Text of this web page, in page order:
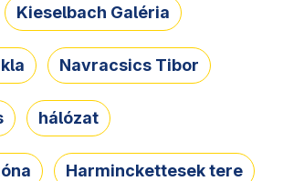
Kieselbach Galéria
Navracsics Tibor
hálózat
Harminckettesek tere